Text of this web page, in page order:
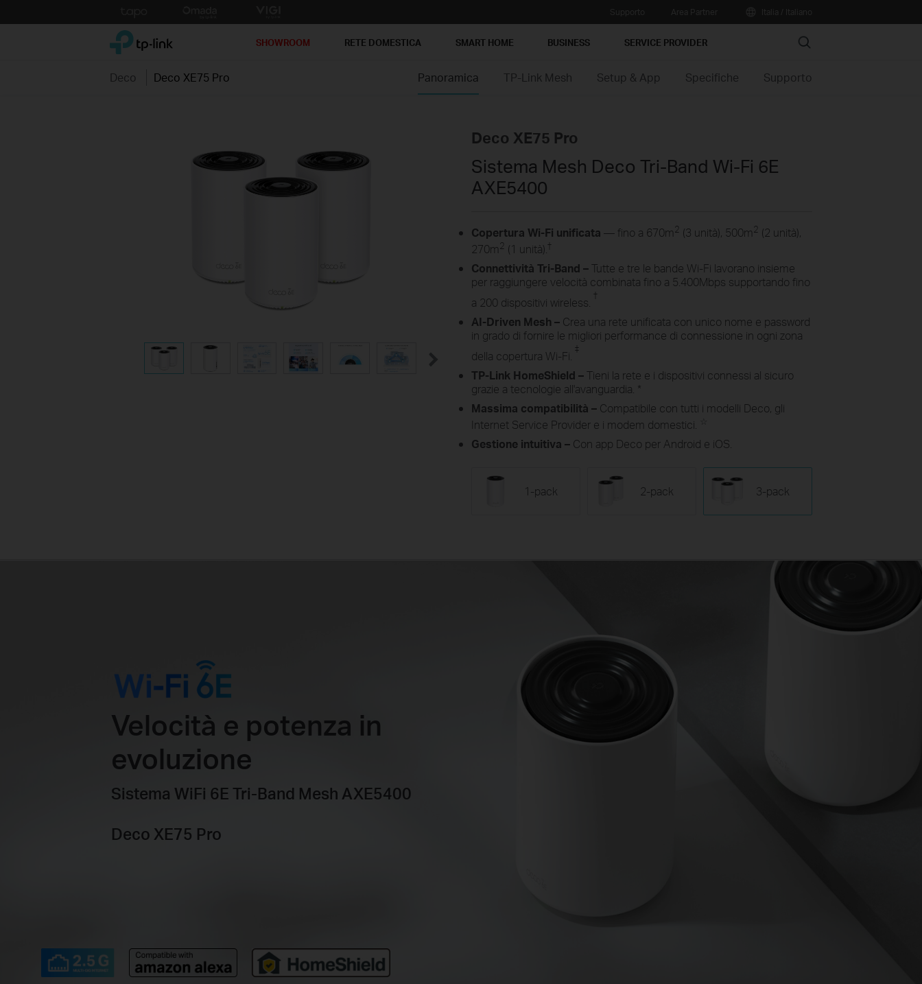
to
TP-Link, Reliably Smart SHOWROOM RETE DOMESTICA SMART HOME BUSINESS SERVICE PROVIDER Search
Deco Deco XE75 Pro Panoramica TP-Link Mesh Setup & App Specifiche Supporto
Deco XE75 Pro
Sistema Mesh Deco Tri-Band Wi-Fi 6E
AXE5400
Copertura Wi-Fi unificata — fino a 670m 2 (3 unità), 500m 2 (2 unità),
270m 2 (1 unità). †
Connettività Tri-Band –Tutte e tre le bande Wi-Fi lavorano insieme
per raggiungere velocità combinata fino a 5.400Mbps supportando fino
a 200 dispositivi wireless.
†
AI-Driven Mesh – Crea una rete unificata con unico nome e password
in grado di fornire le migliori performance di connessione in ogni zona
della copertura Wi-Fi.
‡
TP-Link HomeShield –Tieni la rete e i dispositivi connessi al sicuro
grazie a tecnologie all'avanguardia. *
Massima compatibilità – Compatibile con tutti i modelli Deco, gli
Internet Service Provider e i modem domestici.
Gestione intuitiva – Con app Deco per Android e iOS.
1-pack 2-pack 3-pack
Velocità e potenza in
evoluzione
Sistema WiFi 6E Tri-Band Mesh AXE5400
Deco XE75 Pro